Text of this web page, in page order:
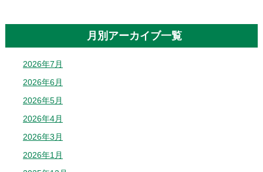
月別アーカイブ一覧
2026年7月
2026年6月
2026年5月
2026年4月
2026年3月
2026年1月